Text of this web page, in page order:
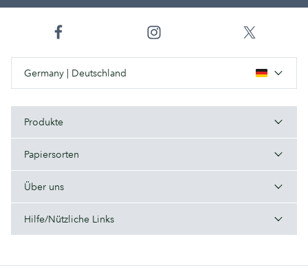
Germany | Deutschland
Produkte
Papiersorten
Über uns
Hilfe/Nützliche Links